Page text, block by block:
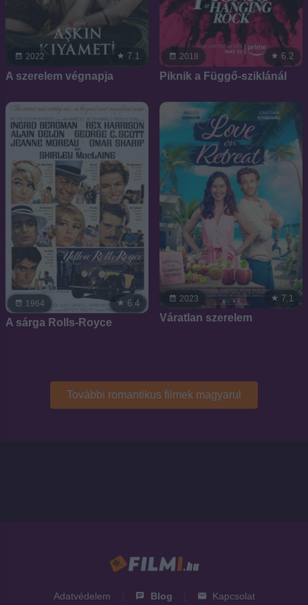
2022 7.1
A szerelem végnapja
2018 6.2
Piknik a Függő-sziklánál
1964 6.4
A sárga Rolls-Royce
2023 7.1
Váratlan szerelem
További romantikus filmek magyarul
Adatvédelem Blog Kapcsolat